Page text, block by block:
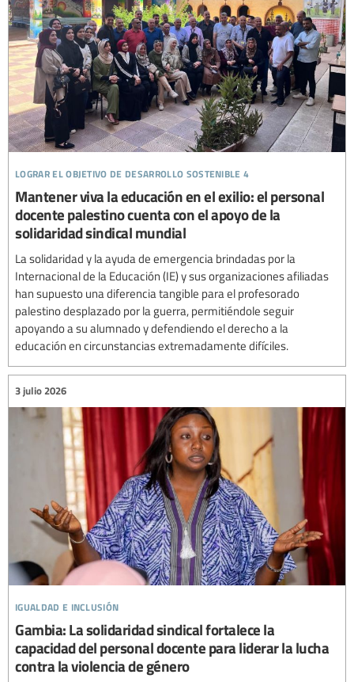
lograr el objetivo de desarrollo sostenible 4
Mantener viva la educación en el exilio: el personal
docente palestino cuenta con el apoyo de la
solidaridad sindical mundial
La solidaridad y la ayuda de emergencia brindadas por la
Internacional de la Educación (IE) y sus organizaciones afiliadas
han supuesto una diferencia tangible para el profesorado
palestino desplazado por la guerra, permitiéndole seguir
apoyando a su alumnado y defendiendo el derecho a la
educación en circunstancias extremadamente difíciles.
igualdad e inclusión
3 julio 2026
Gambia: La solidaridad sindical fortalece la
capacidad del personal docente para liderar la lucha
contra la violencia de género